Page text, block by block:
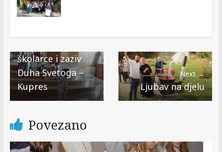
školarce i zaziv
Duha Svetoga –
Kupres
Next →
Ljubav na djelu
Povezano